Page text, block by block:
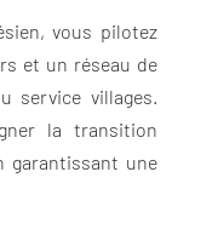
vous pilotez
et un réseau de
service villages.
la transition
garantissant une